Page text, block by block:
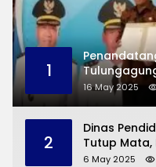
1
16 May 2025
2
Dinas
Tutup Mata,
Dermorejo
6 May 2025